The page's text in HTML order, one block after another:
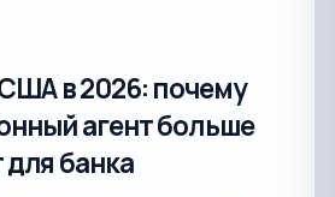
в 2026: почему
агент больше
банка